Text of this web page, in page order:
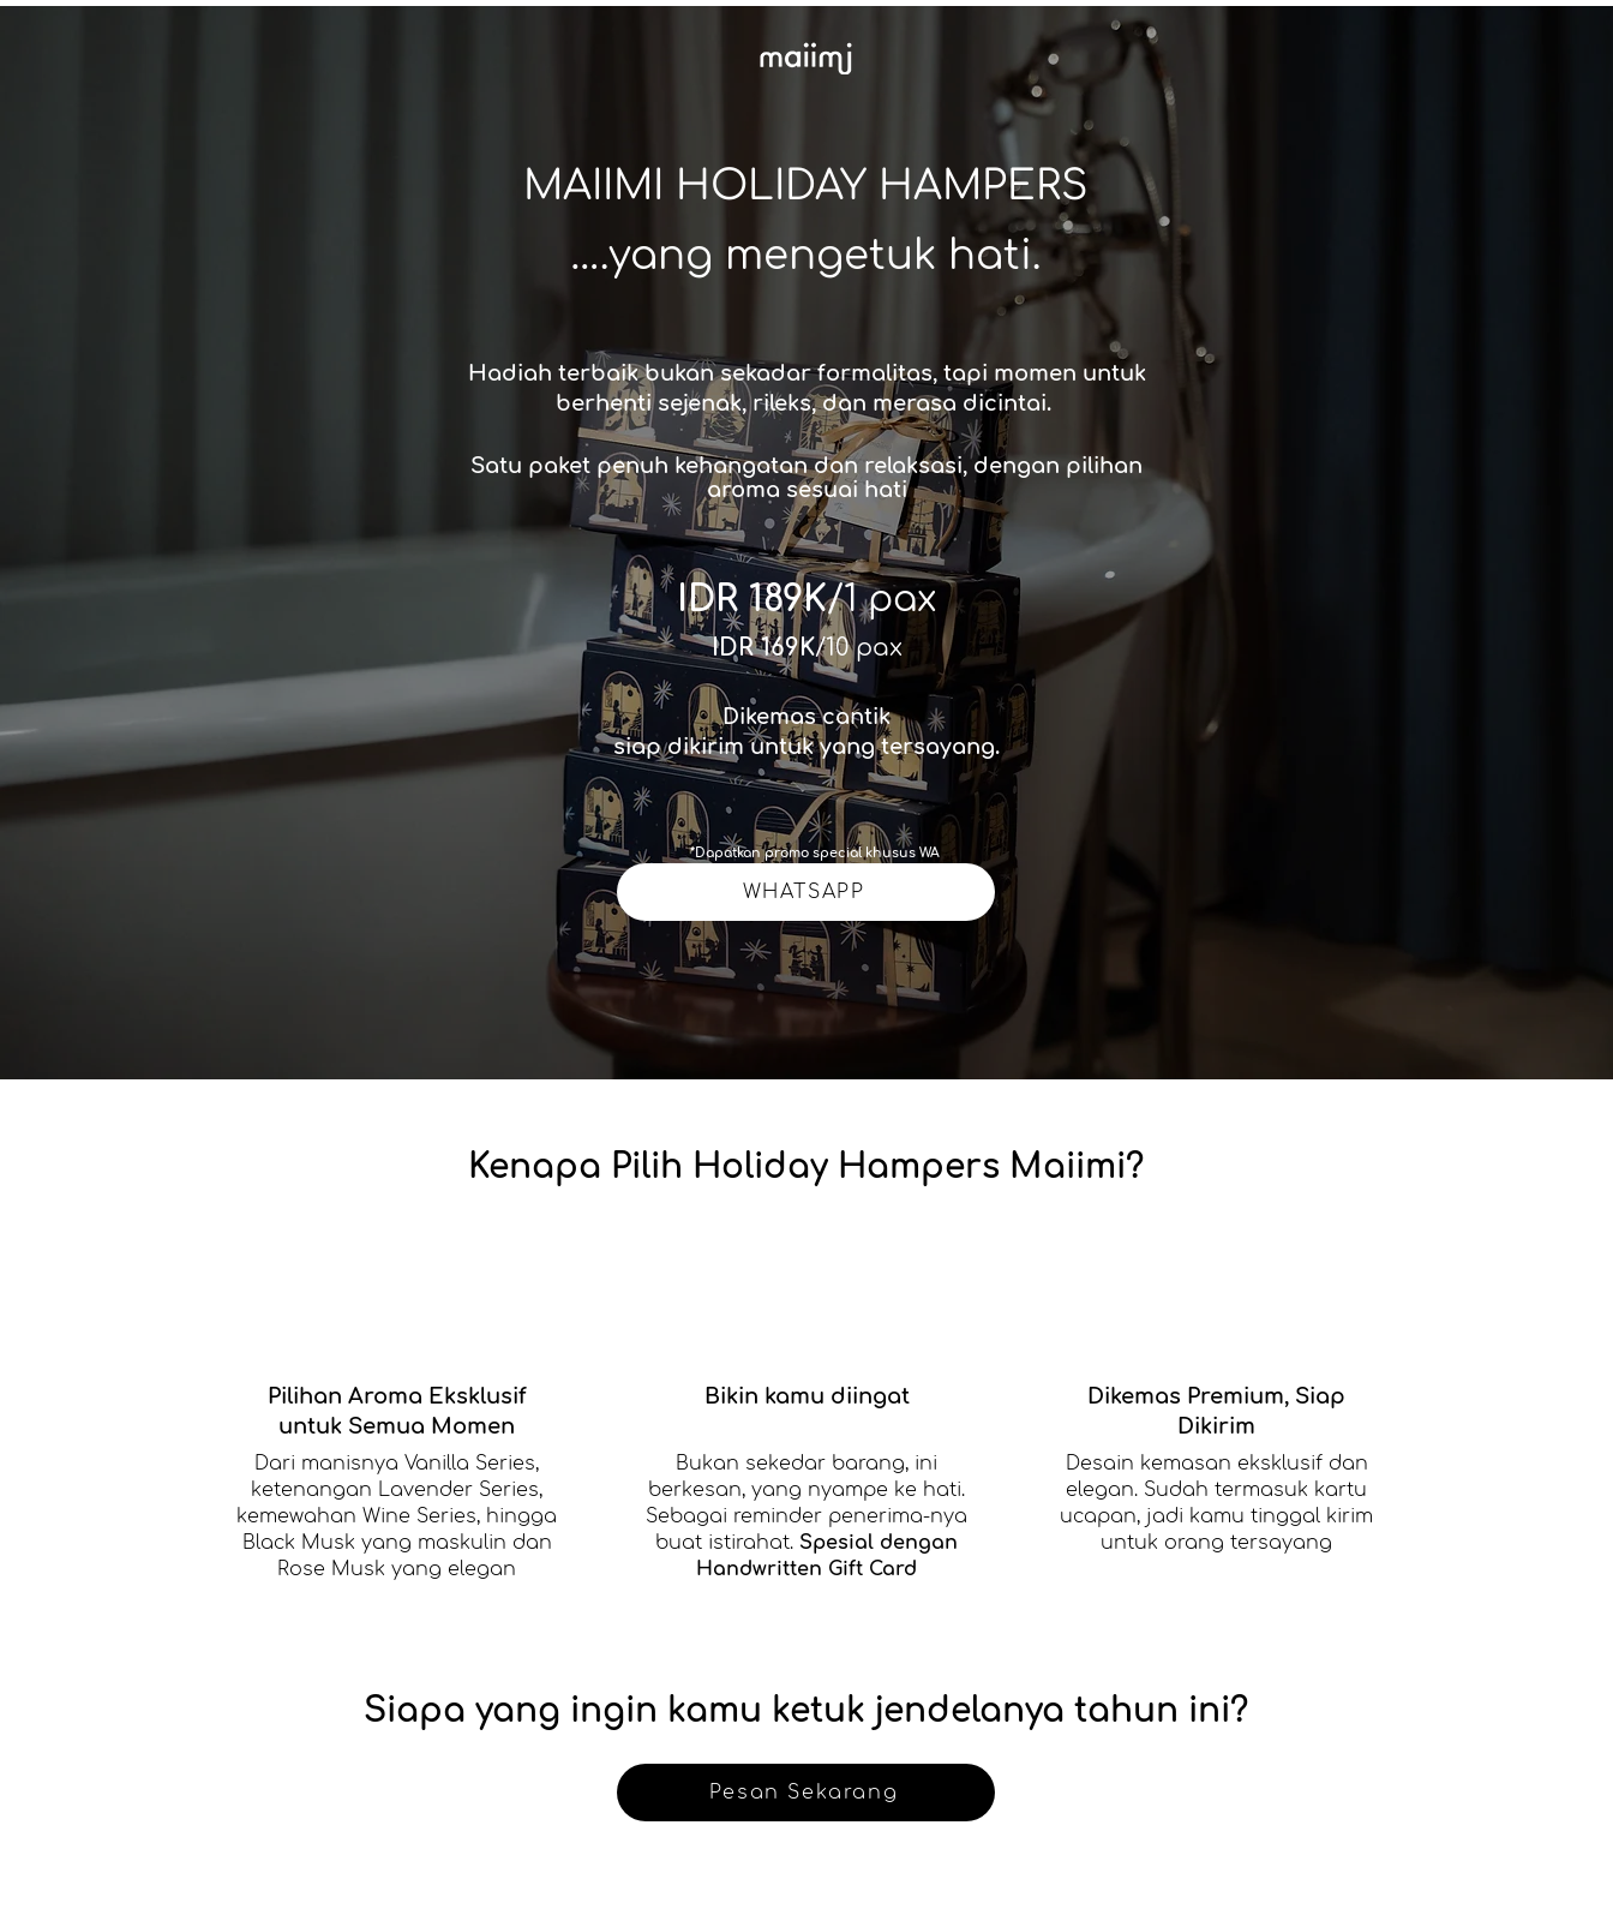
MAIIMI HOLIDAY HAMPERS
….yang mengetuk hati.
Hadiah terbaik bukan sekadar formalitas, tapi momen untuk
berhenti sejenak, rileks, dan merasa dicintai.
Satu paket penuh kehangatan dan relaksasi, dengan pilihan
aroma sesuai hati
IDR 189K/1 pax
IDR 169K/10 pax
Dikemas cantik
siap dikirim untuk yang tersayang.
*Dapatkan promo special khusus WA
WHATSAPP
Kenapa Pilih Holiday Hampers Maiimi?
Pilihan Aroma Eksklusif
untuk Semua Momen
Dari manisnya Vanilla Series,
ketenangan Lavender Series,
kemewahan Wine Series, hingga
Black Musk yang maskulin dan
Rose Musk yang elegan
Bikin kamu diingat
Bukan sekedar barang, ini
berkesan, yang nyampe ke hati.
Sebagai reminder penerima-nya
buat istirahat. Spesial dengan
Handwritten Gift Card
Dikemas Premium, Siap
Dikirim
Desain kemasan eksklusif dan
elegan. Sudah termasuk kartu
ucapan, jadi kamu tinggal kirim
untuk orang tersayang
Siapa yang ingin kamu ketuk jendelanya tahun ini?
Pesan Sekarang